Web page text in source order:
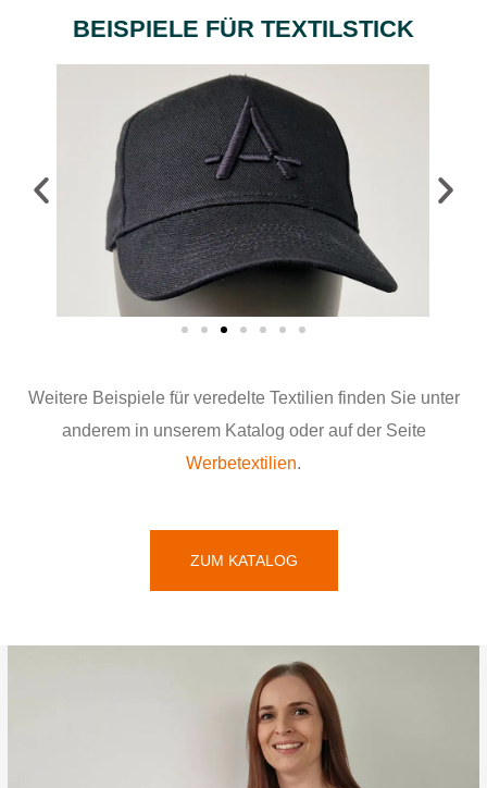
BEISPIELE FÜR TEXTILSTICK
Weitere Beispiele für veredelte Textilien finden Sie unter
anderem in unserem Katalog oder auf der Seite
Werbetextilien.
ZUM KATALOG